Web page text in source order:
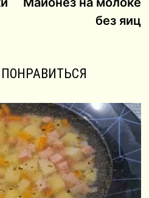
без яиц